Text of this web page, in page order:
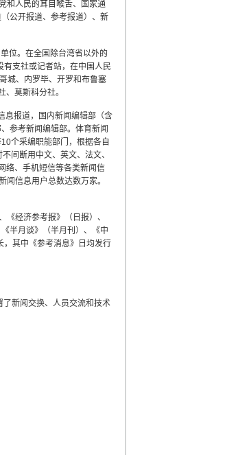
和人民的耳目喉舌、国家通
公开报道、参考报道）、新
位。在全国除台湾省以外的
支社或记者站，在中国人民
城、内罗毕、开罗和布鲁塞
莫斯科分社。
息报道，国内新闻编辑部（含
参考新闻编辑部。体育新闻
个采编职能部门，根据各自
间断用中文、英文、法文、
络、手机短信等各类新闻信
信息用户总数达数万家。
经济参考报》（日报）、
半月谈》（半月刊）、《中
，其中《参考消息》日均发行
新闻交换、人员交流和技术